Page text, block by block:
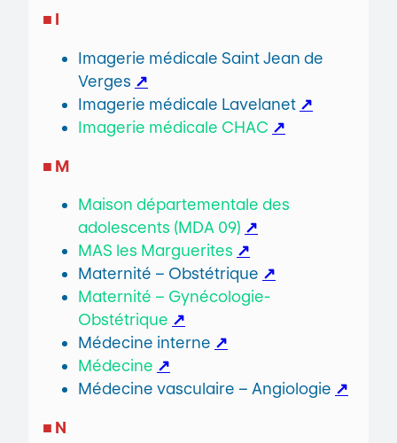
■ I
Imagerie médicale Saint Jean de
Verges ↗
Imagerie médicale Lavelanet ↗
Imagerie médicale CHAC ↗
■ M
Maison départementale des
adolescents (MDA 09) ↗
MAS les Marguerites ↗
Maternité – Obstétrique ↗
Maternité – Gynécologie-
Obstétrique ↗
Médecine interne ↗
Médecine ↗
Médecine vasculaire – Angiologie ↗
■ N